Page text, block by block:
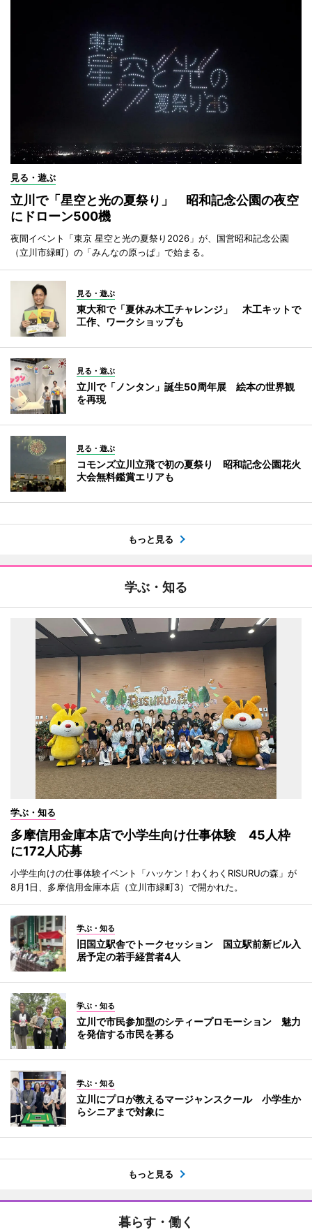
見る・遊ぶ
立川で「星空と光の夏祭り」 昭和記念公園の夜空
にドローン500機
夜間イベント「東京 星空と光の夏祭り2026」が、国営昭和記念公園
（立川市緑町）の「みんなの原っぱ」で始まる。
見る・遊ぶ
東大和で「夏休み木工チャレンジ」 木工キットで
工作、ワークショップも
見る・遊ぶ
立川で「ノンタン」誕生50周年展 絵本の世界観
を再現
見る・遊ぶ
コモンズ立川立飛で初の夏祭り 昭和記念公園花火
大会無料鑑賞エリアも
もっと見る
学ぶ・知る
学ぶ・知る
多摩信用金庫本店で小学生向け仕事体験 45人枠
に172人応募
小学生向けの仕事体験イベント「ハッケン！わくわくRISURUの森」が
8月1日、多摩信用金庫本店（立川市緑町3）で開かれた。
学ぶ・知る
旧国立駅舎でトークセッション 国立駅前新ビル入
居予定の若手経営者4人
学ぶ・知る
立川で市民参加型のシティープロモーション 魅力
を発信する市民を募る
学ぶ・知る
立川にプロが教えるマージャンスクール 小学生か
らシニアまで対象に
もっと見る
暮らす・働く